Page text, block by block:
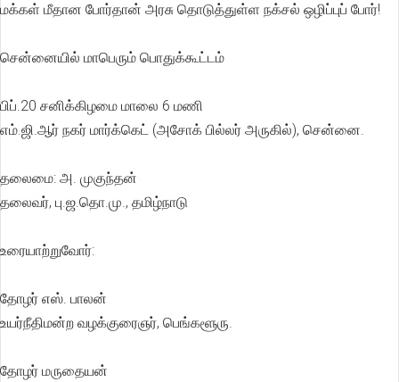
மக்கள் மீதான போர்தான் அரசு தொடுத்துள்ள நக்சல் ஒழிப்புப் போர்!
சென்னையில் மாபெரும் பொதுக்கூட்டம்
பிப்.20 சனிக்கிழமை மாலை 6 மணி
எம்.ஜி.ஆர் நகர் மார்க்கெட் (அசோக் பில்லர் அருகில்), சென்னை.
தலைமை: அ. முகுந்தன்
தலைவர், பு.ஜ.தொ.மு., தமிழ்நாடு
உரையாற்றுவோர்:
தோழர் எஸ். பாலன்
உயர்நீதிமன்ற வழக்குரைஞர், பெங்களூரு.
தோழர் மருதையன்